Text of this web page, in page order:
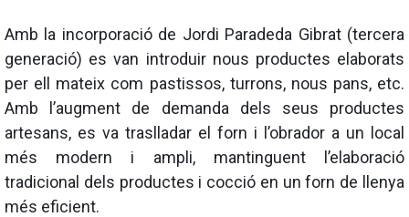
Amb la incorporació de Jordi Paradeda Gibrat (tercera
generació) es van introduir nous productes elaborats
per ell mateix com pastissos, turrons, nous pans, etc.
Amb l’augment de demanda dels seus productes
artesans, es va traslladar el forn i l’obrador a un local
més modern i ampli, mantinguent l’elaboració
tradicional dels productes i cocció en un forn de llenya
més eficient.